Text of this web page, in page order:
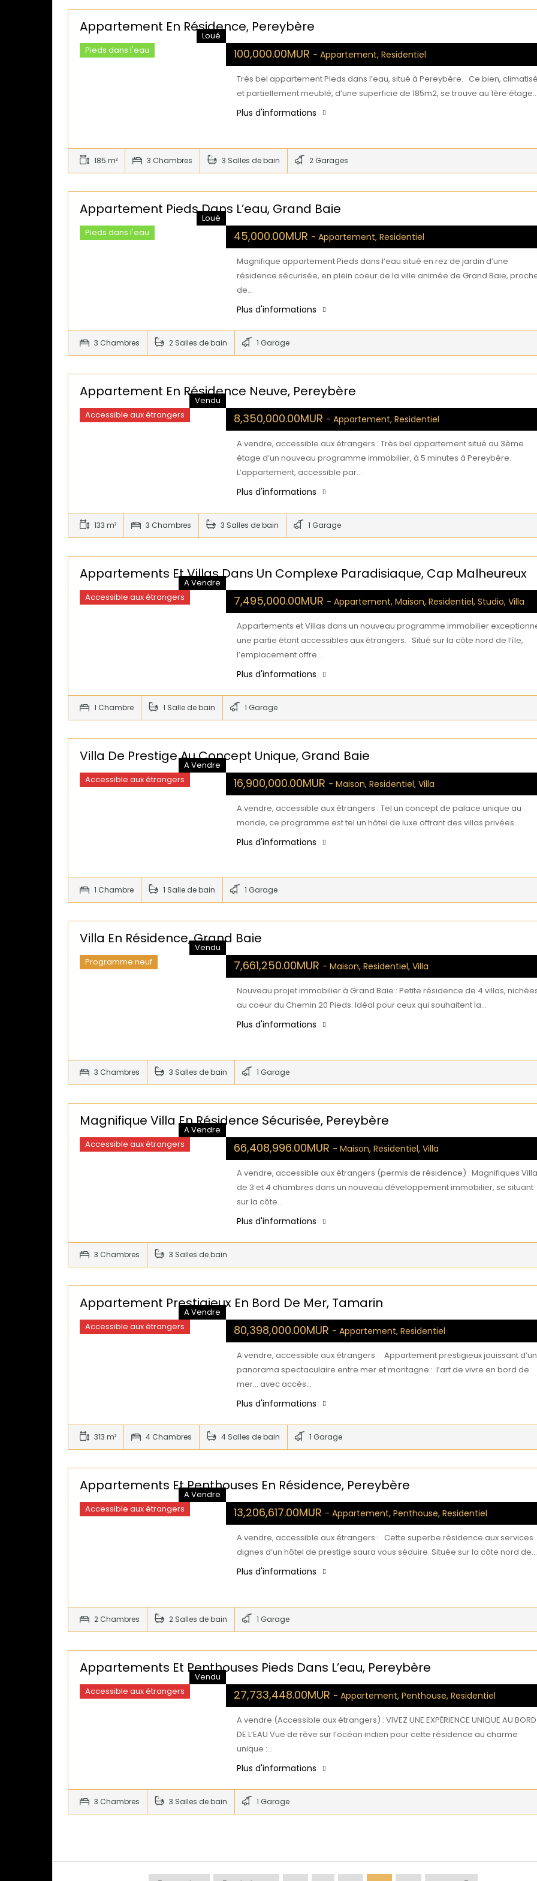
Appartement En Résidence, Pereybère
Pieds dans l'eau
Loué
100,000.00MUR - Appartement, Residentiel
Très bel appartement Pieds dans l’eau, situé à Pereybère. Ce bien,
et partiellement meublé, d’une superficie de 185m2, se trouve au 1ère
Plus d'informations
185 m² 3 Chambres 3 Salles de bain 2 Garages
Appartement Pieds Dans L’eau, Grand Baie
Pieds dans l'eau
Loué
45,000.00MUR - Appartement, Residentiel
Magnifique appartement Pieds dans l’eau situé en rez de jardin d’une
résidence sécurisée, en plein coeur de la ville animée de Grand Baie,
de…
Plus d'informations
3 Chambres 2 Salles de bain 1 Garage
Appartement En Résidence Neuve, Pereybère
Accessible aux étrangers
Vendu
8,350,000.00MUR - Appartement, Residentiel
A vendre, accessible aux étrangers : Très bel appartement situé au 3ème
étage d’un nouveau programme immobilier, à 5 minutes à Pereybère.
L’appartement, accessible par…
Plus d'informations
133 m² 3 Chambres 3 Salles de bain 1 Garage
Appartements Et Villas Dans Un Complexe Paradisiaque, Cap Malheureux
Accessible aux étrangers
A Vendre
7,495,000.00MUR - Appartement, Maison, Residentiel, Studio, Villa
Appartements et Villas dans un nouveau programme immobilier
une partie étant accessibles aux étrangers. Situé sur la côte nord de l’île,
l’emplacement offre…
Plus d'informations
1 Chambre 1 Salle de bain 1 Garage
Villa De Prestige Au Concept Unique, Grand Baie
Accessible aux étrangers
A Vendre
16,900,000.00MUR - Maison, Residentiel, Villa
A vendre, accessible aux étrangers : Tel un concept de palace unique au
monde, ce programme est tel un hôtel de luxe offrant des villas privées…
Plus d'informations
1 Chambre 1 Salle de bain 1 Garage
Villa En Résidence, Grand Baie
Programme neuf
Vendu
7,661,250.00MUR - Maison, Residentiel, Villa
Nouveau projet immobilier à Grand Baie : Petite résidence de 4 villas,
au coeur du Chemin 20 Pieds. Idéal pour ceux qui souhaitent la…
Plus d'informations
3 Chambres 3 Salles de bain 1 Garage
Magnifique Villa En Résidence Sécurisée, Pereybère
Accessible aux étrangers
A Vendre
66,408,996.00MUR - Maison, Residentiel, Villa
A vendre, accessible aux étrangers (permis de résidence) : Magnifiques
de 3 et 4 chambres dans un nouveau développement immobilier, se situant
sur la côte…
Plus d'informations
3 Chambres 3 Salles de bain
Appartement Prestigieux En Bord De Mer, Tamarin
Accessible aux étrangers
A Vendre
80,398,000.00MUR - Appartement, Residentiel
A vendre, accessible aux étrangers : Appartement prestigieux jouissant d’un
panorama spectaculaire entre mer et montagne : l’art de vivre en bord de
mer… avec accès…
Plus d'informations
313 m² 4 Chambres 4 Salles de bain 1 Garage
Appartements Et Penthouses En Résidence, Pereybère
Accessible aux étrangers
A Vendre
13,206,617.00MUR - Appartement, Penthouse, Residentiel
A vendre, accessible aux étrangers : Cette superbe résidence aux services
dignes d’un hôtel de prestige saura vous séduire. Située sur la côte nord de…
Plus d'informations
2 Chambres 2 Salles de bain 1 Garage
Appartements Et Penthouses Pieds Dans L’eau, Pereybère
Accessible aux étrangers
Vendu
27,733,448.00MUR - Appartement, Penthouse, Residentiel
A vendre (Accessible aux étrangers) : VIVEZ UNE EXPÉRIENCE UNIQUE AU BORD
DE L’EAU Vue de rêve sur l’océan indien pour cette résidence au charme
unique :…
Plus d'informations
3 Chambres 3 Salles de bain 1 Garage